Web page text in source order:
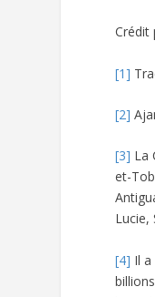
Crédit
[1]
[2]
[3] La
et-
Lucie,
[4] Il